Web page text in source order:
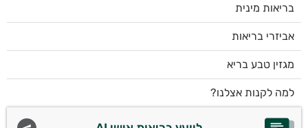
בריאות מינית
אביזרי בריאות
מגזין טבע בריא
למה לקנות אצלנו?